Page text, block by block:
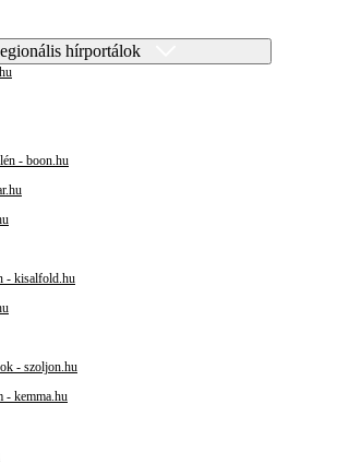
hírportálok
- boon.hu
- kisalfold.hu
- szoljon.hu
- kemma.hu